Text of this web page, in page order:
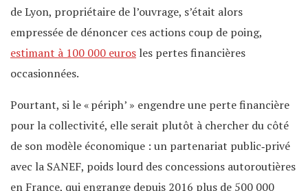
de Lyon, propriétaire de l’ouvrage, s’était alors
empressée de dénoncer ces actions coup de poing,
estimant à 100 000 euros les pertes financières
occasionnées.
Pourtant, si le « périph’ » engendre une perte financière
pour la collectivité, elle serait plutôt à chercher du côté
de son modèle économique : un partenariat public‐privé
avec la SANEF, poids lourd des concessions autoroutières
en France, qui engrange depuis 2016 plus de 500 000